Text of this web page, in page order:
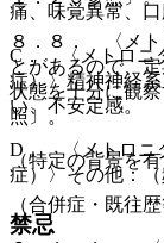
８．８． 〈メト
とがあるので、
状態を十分に観
照〕。
（特定の背景を
（合併症・既往
痛、味覚異常、
C． 〈メトロニ
症）〉精神神経
い、不安定感。
D． 〈メトロニ
症）〉その他：
禁忌